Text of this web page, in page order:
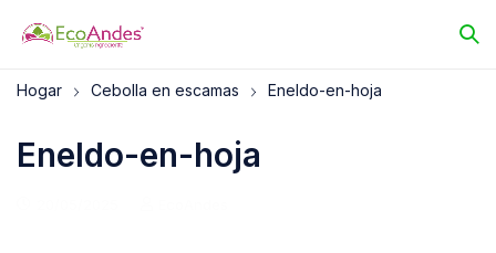
Hogar Cebolla en escamas Eneldo-en-hoja
Eneldo-en-hoja